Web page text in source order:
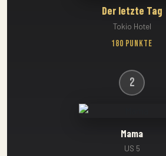
Der letzte Tag
Tokio Hotel
180 Punkte
2
Mama
US 5